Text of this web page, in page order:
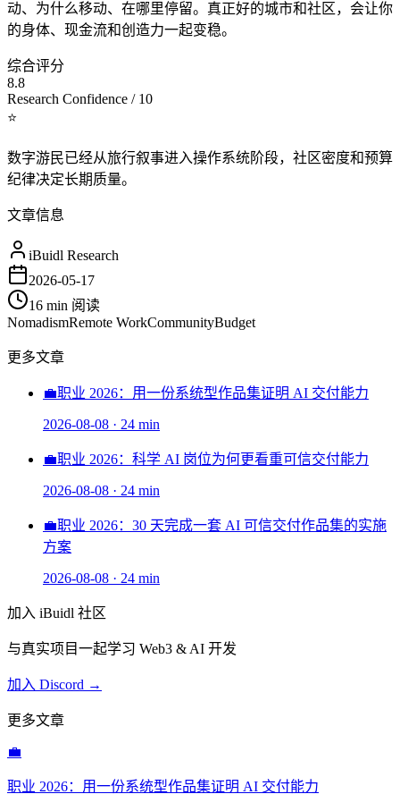
动、为什么移动、在哪里停留。真正好的城市和社区，会让你
的身体、现金流和创造力一起变稳。
综合评分
8.8
Research Confidence / 10
⭐
数字游民已经从旅行叙事进入操作系统阶段，社区密度和预算
纪律决定长期质量。
文章信息
iBuidl Research
2026-05-17
16 min 阅读
NomadismRemote WorkCommunityBudget
更多文章
💼职业 2026：用一份系统型作品集证明 AI 交付能力
2026-08-08 · 24 min
💼职业 2026：科学 AI 岗位为何更看重可信交付能力
2026-08-08 · 24 min
💼职业 2026：30 天完成一套 AI 可信交付作品集的实施
方案
2026-08-08 · 24 min
加入 iBuidl 社区
与真实项目一起学习 Web3 & AI 开发
加入 Discord →
更多文章
💼
职业 2026：用一份系统型作品集证明 AI 交付能力